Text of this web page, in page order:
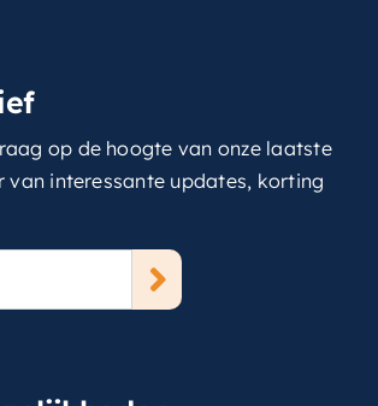
op de hoogte van onze laatste
van interessante updates, korting